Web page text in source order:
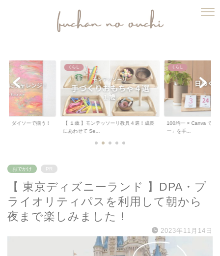
ーリ教具４選！成長
くらし
100均一 × Canva で「日めくりカレンダ
ー」を手...
くらし
【 工作 】ダイソーの
って「桜のちぎり...
おでかけ PR
【 東京ディズニーランド 】DPA・プ
ライオリティパスを利用して朝から
夜まで楽しみました！
2023年11月14日